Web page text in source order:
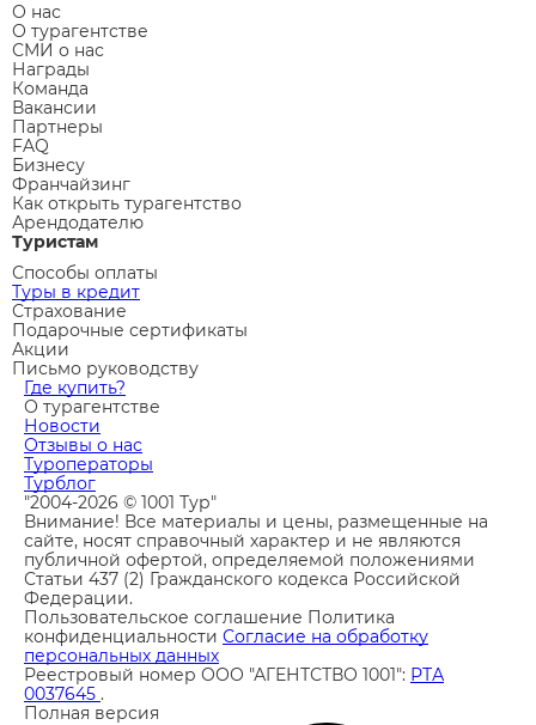
О нас
О турагентстве
СМИ о нас
Награды
Команда
Вакансии
Партнеры
FAQ
Бизнесу
Франчайзинг
Как открыть турагентство
Арендодателю
Туристам
Способы оплаты
Туры в кредит
Страхование
Подарочные сертификаты
Акции
Письмо руководству
Где купить?
О турагентстве
Новости
Отзывы о нас
Туроператоры
Турблог
"2004-2026 © 1001 Тур"
Внимание! Все материалы и цены, размещенные на
сайте, носят справочный характер и не являются
публичной офертой, определяемой положениями
Статьи 437 (2) Гражданского кодекса Российской
Федерации.
Пользовательское соглашение Политика
конфиденциальности Согласие на обработку
персональных данных
Реестровый номер ООО "АГЕНТСТВО 1001": РТА
0037645 .
Полная версия